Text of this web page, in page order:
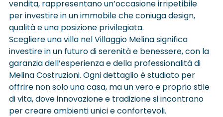
vendita, rappresentano un’occasione irripetibile
per investire in un immobile che coniuga design,
qualità e una posizione privilegiata.
Scegliere una villa nel Villaggio Melina significa
investire in un futuro di serenità e benessere, con la
garanzia dell’esperienza e della professionalità di
Melina Costruzioni. Ogni dettaglio è studiato per
offrire non solo una casa, ma un vero e proprio stile
di vita, dove innovazione e tradizione si incontrano
per creare ambienti unici e confortevoli.